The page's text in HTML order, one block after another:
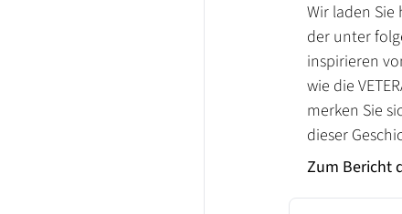
Wir laden Sie
der unter
inspirieren
wie die
merken Sie
dieser
Zum Bericht